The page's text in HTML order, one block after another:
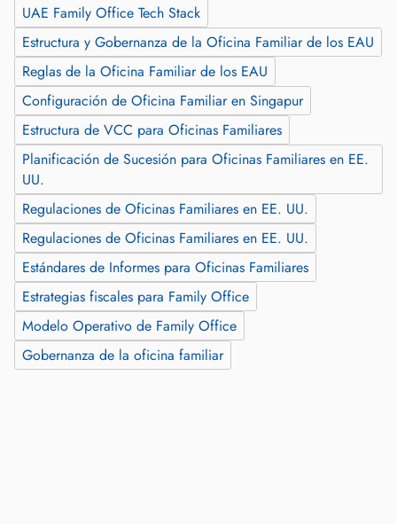
UAE Family Office Tech Stack
Estructura y Gobernanza de la Oficina Familiar de los EAU
Reglas de la Oficina Familiar de los EAU
Configuración de Oficina Familiar en Singapur
Estructura de VCC para Oficinas Familiares
Planificación de Sucesión para Oficinas Familiares en EE.
UU.
Regulaciones de Oficinas Familiares en EE. UU.
Regulaciones de Oficinas Familiares en EE. UU.
Estándares de Informes para Oficinas Familiares
Estrategias fiscales para Family Office
Modelo Operativo de Family Office
Gobernanza de la oficina familiar